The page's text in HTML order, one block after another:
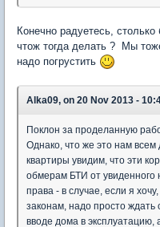
Конечно радуетесь,
чтож тогда делать ? Мы
надо погрустить
Alka09, on 20 Nov 2013 -
Поклон за проделанную
Однако, что же это нам
квартиры увидим, что эти
обмерам БТИ от увиденного
права - в случае, если я
законам, надо просто
вводе дома в эксплуатацию,